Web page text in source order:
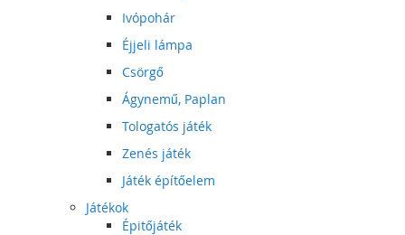
Ivópohár
Éjjeli lámpa
Csörgő
Ágynemű, Paplan
Tologatós játék
Zenés játék
Játék építőelem
Játékok
Épitőjáték